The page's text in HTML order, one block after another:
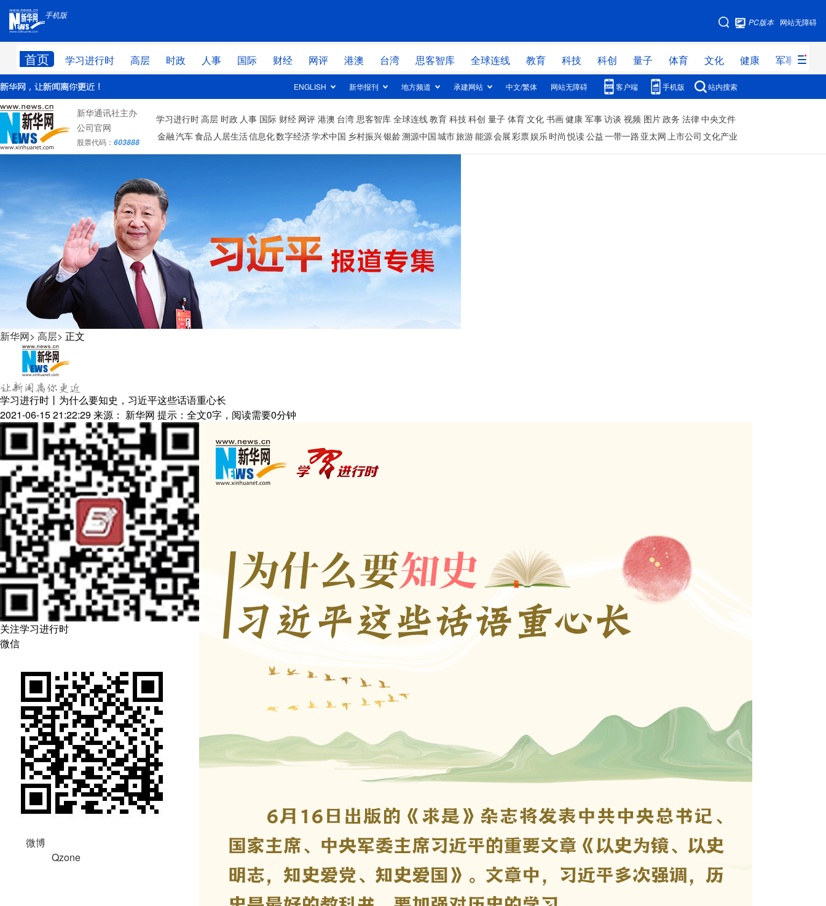
手机版
网站无障碍
PC版本
首页 学习进行时 高层 时政 人事 国际 财经 网评 港澳 台湾 思客智库 全球连线 教育 科技 科创 量子 体育 文化 健康 军事
手机版
网站地图
学习进行时 高层 时政 人事
国际 财经 网评 港澳
台湾 思客智库 全球连线 教育
文化
访谈 视频
法律 中央文件
食品 人居
学术中国
文化产业
地方频道
北京 天津
辽宁
浙江
山东 河南 湖北
广东 广西 海南
四川 贵州 云南
甘肃 青海
多语种频道
English Français عربى
Русский язык 日本語
Deutsch
ENGLISH 新华报刊 地方频道 承建网站 中文/繁体 网站无障碍 客户端 手机版 站内搜索
新华通讯社主办
公司官网
股票代码： 603888
学习进行时高层 时政 人事 国际 财经 网评 港澳 台湾 思客智库 全球连线教育 科技科创 量子 体育文化 书画健康 军事访谈 视频 图片政务 法律中央文件
金融汽车食品 人居生活信息化数字经济学术中国 乡村振兴银龄溯源中国城市旅游能源会展彩票娱乐时尚 悦读公益一带一路 亚太网上市公司 文化产业
新华网> 高层> 正文
学习进行时丨为什么要知史，习近平这些话语重心长
2021-06-15 21:22:29来源： 新华网 提示：全文0字，阅读需要0分钟
关注学习进行时
微信
微博
Qzone